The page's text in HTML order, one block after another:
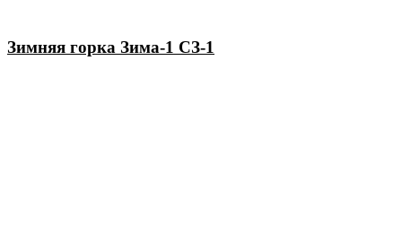
Зимняя горка Зима-1 СЗ-1